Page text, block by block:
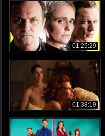
01:25:29
01:38:19